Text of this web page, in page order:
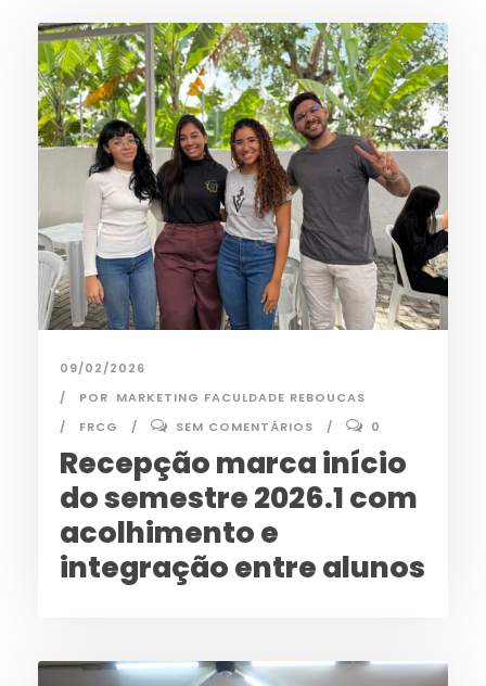
09/02/2026
POR MARKETING FACULDADE REBOUCAS
FRCG
SEM COMENTÁRIOS 0
Recepção marca início
do semestre 2026.1 com
acolhimento e
integração entre alunos